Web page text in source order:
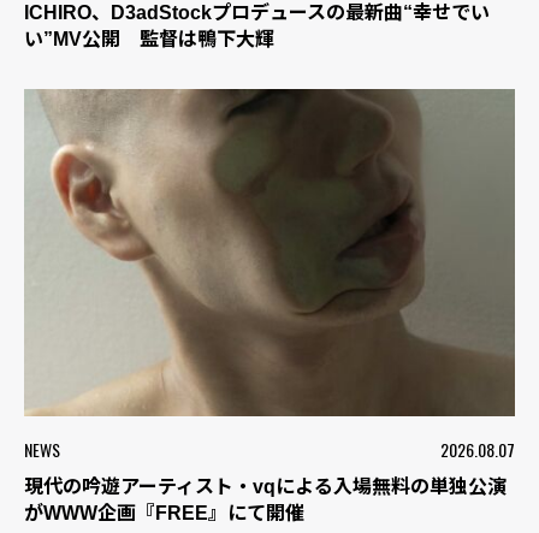
ICHIRO、D3adStockプロデュースの最新曲“幸せでい
い”MV公開 監督は鴨下大輝
NEWS 2026.08.07
現代の吟遊アーティスト・vqによる入場無料の単独公演
がWWW企画『FREE』にて開催